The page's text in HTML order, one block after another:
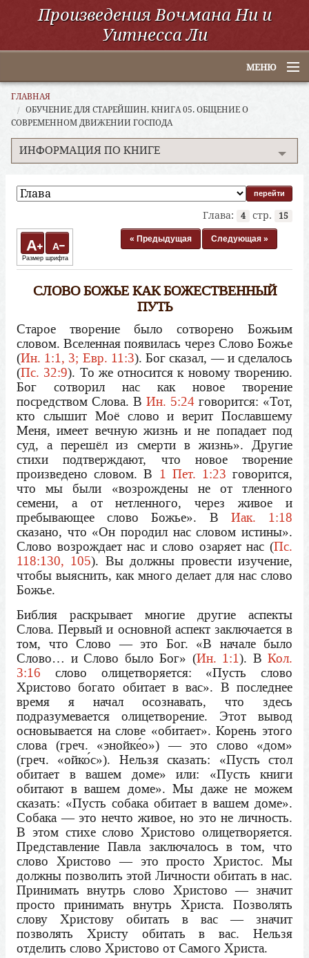
Произведения Вочмана Ни и
Уитнесса Ли
МЕНЮ
Главная
По алфавиту
По категориям
По авторам
ССУО
Поиск
ГЛАВНАЯ
ОБУЧЕНИЕ ДЛЯ СТАРЕЙШИН, КНИГА 05. ОБЩЕНИЕ О
СОВРЕМЕННОМ ДВИЖЕНИИ ГОСПОДА
ИНФОРМАЦИЯ ПО КНИГЕ
Глава: 4 стр. 15
A A
Размер шрифта
« Предыдущая Следующая »
СЛОВО БОЖЬЕ КАК БОЖЕСТВЕННЫЙ
ПУТЬ
Старое творение было сотворено Божьим
словом. Вселенная появилась через Слово Божье
(Ин. 1:1, 3; Евр. 11:3). Бог сказал, — и сделалось
(Пс. 32:9). То же относится к новому творению.
Бог сотворил нас как новое творение
посредством Слова. В Ин. 5:24 говорится: «Тот,
кто слышит Моё слово и верит Пославшему
Меня, имеет вечную жизнь и не попадает под
суд, а перешёл из смерти в жизнь». Другие
стихи подтверждают, что новое творение
произведено словом. В 1 Пет. 1:23 говорится,
что мы были «возрождены не от тленного
семени, а от нетленного, через живое и
пребывающее слово Божье». В Иак. 1:18
сказано, что «Он породил нас словом истины».
Слово возрождает нас и слово озаряет нас (Пс.
118:130, 105). Вы должны провести изучение,
чтобы выяснить, как много делает для нас слово
Божье.
Библия раскрывает многие другие аспекты
Слова. Первый и основной аспект заключается в
том, что Слово — это Бог. «В начале было
Слово… и Слово было Бог» (Ин. 1:1). В Кол.
3:16 слово олицетворяется: «Пусть слово
Христово богато обитает в вас». В последнее
время я начал осознавать, что здесь
подразумевается олицетворение. Этот вывод
основывается на слове «обитает». Корень этого
слова (греч. «энойке́о») — это слово «дом»
(греч. «ойко́с»). Нельзя сказать: «Пусть стол
обитает в вашем доме» или: «Пусть книги
обитают в вашем доме». Мы даже не можем
сказать: «Пусть собака обитает в вашем доме».
Собака — это нечто живое, но это не личность.
В этом стихе слово Христово олицетворяется.
Представление Павла заключалось в том, что
слово Христово — это просто Христос. Мы
должны позволить этой Личности обитать в нас.
Принимать внутрь слово Христово — значит
просто принимать внутрь Христа. Позволять
слову Христову обитать в вас — значит
позволять Христу обитать в вас. Нельзя
отделить слово Христово от Самого Христа.